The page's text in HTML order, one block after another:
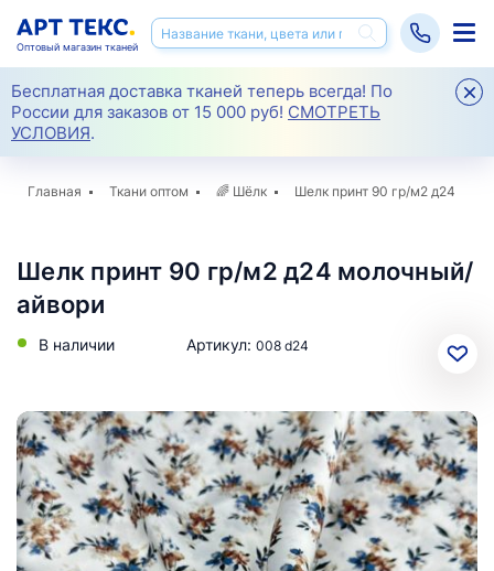
Бесплатная доставка тканей теперь всегда! По
России для заказов от 15 000 руб! СМОТРЕТЬ
УСЛОВИЯ.
Оптовый магазин тканей
Главная Ткани оптом 🌈 Шёлк Шелк принт 90 гр/м2 д24
Шелк принт 90 гр/м2 д24 молочный/
айвори
В наличии Артикул: 008 d24